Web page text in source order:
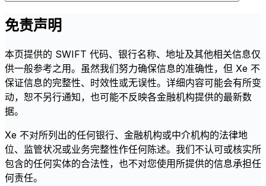
免责声明
本页提供的 SWIFT 代码、银行名称、地址及其他相关信息仅
供一般参考之用。虽然我们努力确保信息的准确性，但 Xe 不
保证信息的完整性、时效性或无误性。详细内容可能会有所变
动，恕不另行通知，也可能不反映各金融机构提供的最新数
据。
Xe 不对所列出的任何银行、金融机构或中介机构的法律地
位、监管状况或业务完整性作任何陈述。我们不认可或核实所
包含的任何实体的合法性，也不对您使用所提供的信息承担任
何责任。